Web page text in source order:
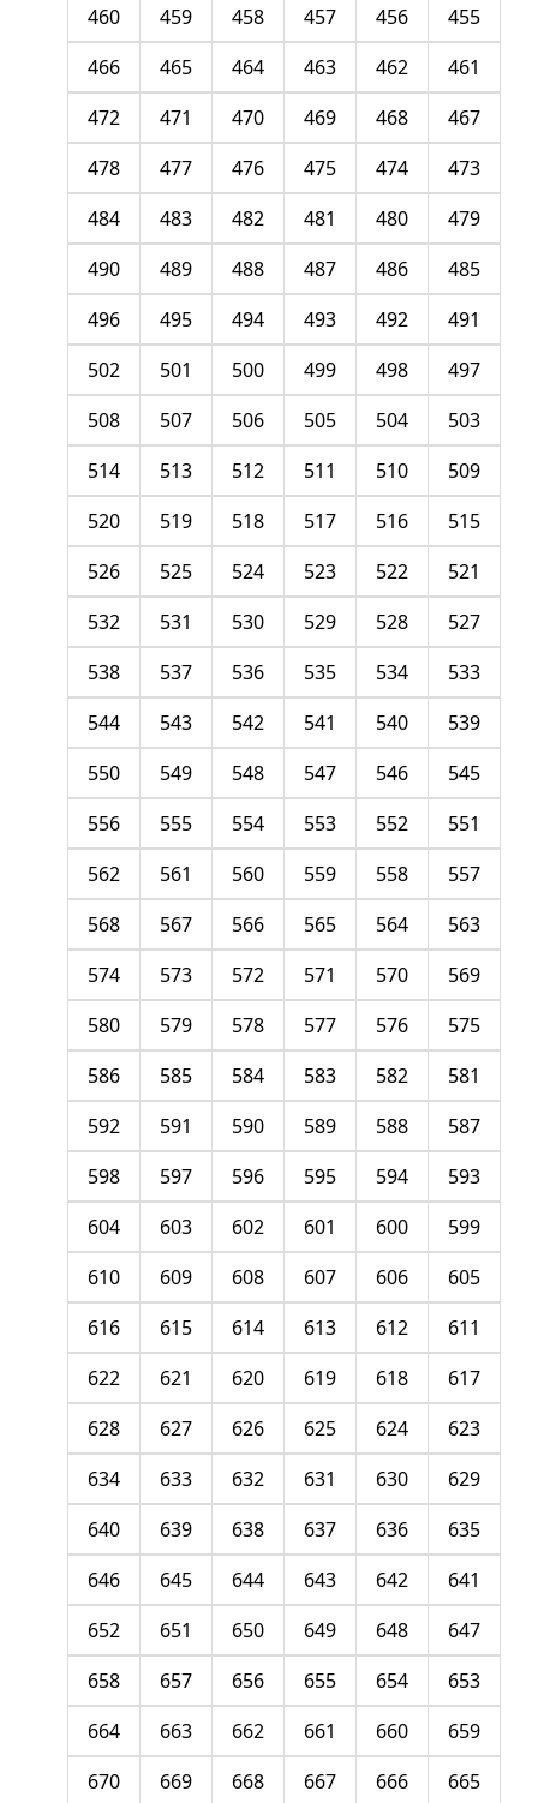
455
456
457
458
459
460
461
462
463
464
465
466
467
468
469
470
471
472
473
474
475
476
477
478
479
480
481
482
483
484
485
486
487
488
489
490
491
492
493
494
495
496
497
498
499
500
501
502
503
504
505
506
507
508
509
510
511
512
513
514
515
516
517
518
519
520
521
522
523
524
525
526
527
528
529
530
531
532
533
534
535
536
537
538
539
540
541
542
543
544
545
546
547
548
549
550
551
552
553
554
555
556
557
558
559
560
561
562
563
564
565
566
567
568
569
570
571
572
573
574
575
576
577
578
579
580
581
582
583
584
585
586
587
588
589
590
591
592
593
594
595
596
597
598
599
600
601
602
603
604
605
606
607
608
609
610
611
612
613
614
615
616
617
618
619
620
621
622
623
624
625
626
627
628
629
630
631
632
633
634
635
636
637
638
639
640
641
642
643
644
645
646
647
648
649
650
651
652
653
654
655
656
657
658
659
660
661
662
663
664
665
666
667
668
669
670